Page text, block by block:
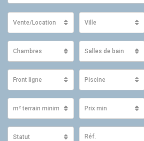
Vente/Location Ville
Chambres Salles de bain
Front ligne Piscine
m² terrain minimum Prix ​​min
Statut